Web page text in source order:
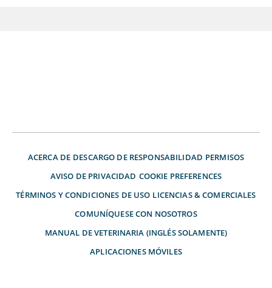
ACERCA DE DESCARGO DE RESPONSABILIDAD PERMISOS
AVISO DE PRIVACIDAD COOKIE PREFERENCES
TÉRMINOS Y CONDICIONES DE USO LICENCIAS & COMERCIALES
COMUNÍQUESE CON NOSOTROS
MANUAL DE VETERINARIA (INGLÉS SOLAMENTE)
APLICACIONES MÓVILES